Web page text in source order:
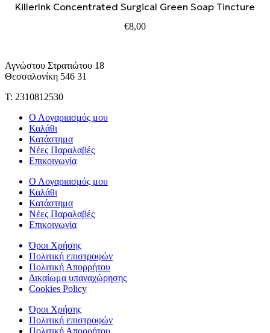
KillerInk Concentrated Surgical Green Soap Tincture
€8,00
Αγνώστου Στρατιώτου 18
Θεσσαλονίκη 546 31
Τ: 2310812530
Ο Λογαριασμός μου
Καλάθι
Κατάστημα
Νέες Παραλαβές
Επικοινωνία
Ο Λογαριασμός μου
Καλάθι
Κατάστημα
Νέες Παραλαβές
Επικοινωνία
Όροι Χρήσης
Πολιτική επιστροφών
Πολιτική Απορρήτου
Δικαίωμα υπαναχώρησης
Cookies Policy
Όροι Χρήσης
Πολιτική επιστροφών
Πολιτική Απορρήτου